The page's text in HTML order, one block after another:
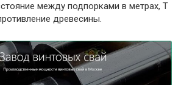
между подпорками в метрах, T
древесины.